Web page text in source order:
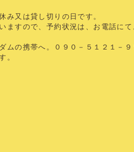
み又は貸し切りの日です。
ますので、予約状況は、お電話にて
ムの携帯へ。０９０－５１２１－９
。